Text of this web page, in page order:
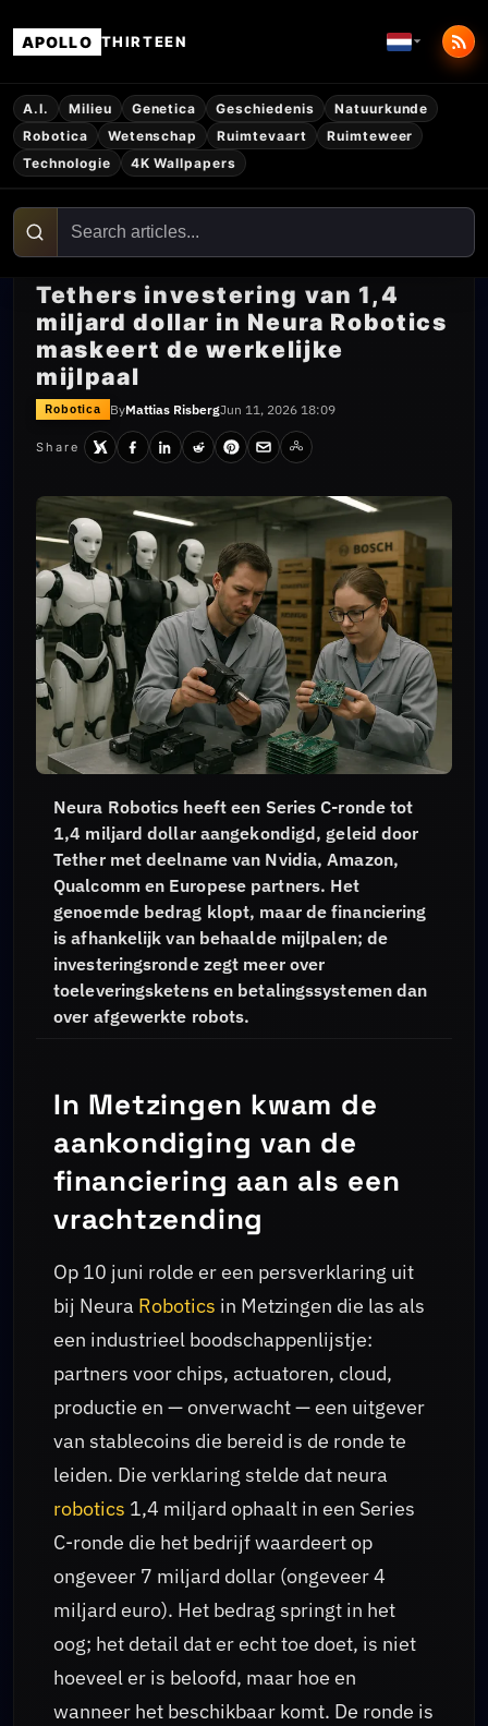
APOLLO THIRTEEN
A.I. Milieu Genetica Geschiedenis
Natuurkunde
Robotica
Wetenschap Ruimtevaart
Ruimteweer
Technologie
4K Wallpapers
Tethers investering van 1,4
miljard dollar in Neura Robotics
maskeert de werkelijke
mijlpaal
Robotica ByMattias RisbergJun 11, 2026 18:09
Share
Neura Robotics heeft een Series C-ronde tot
1,4 miljard dollar aangekondigd, geleid door
Tether met deelname van Nvidia, Amazon,
Qualcomm en Europese partners. Het
genoemde bedrag klopt, maar de financiering
is afhankelijk van behaalde mijlpalen; de
investeringsronde zegt meer over
toeleveringsketens en betalingssystemen dan
over afgewerkte robots.
In Metzingen kwam de
aankondiging van de
financiering aan als een
vrachtzending
Op 10 juni rolde er een persverklaring uit
bij Neura Robotics in Metzingen die las als
een industrieel boodschappenlijstje:
partners voor chips, actuatoren, cloud,
productie en — onverwacht — een uitgever
van stablecoins die bereid is de ronde te
leiden. Die verklaring stelde dat neura
robotics 1,4 miljard ophaalt in een Series
C-ronde die het bedrijf waardeert op
ongeveer 7 miljard dollar (ongeveer 4
miljard euro). Het bedrag springt in het
oog; het detail dat er echt toe doet, is niet
hoeveel er is beloofd, maar hoe en
wanneer het beschikbaar komt. De ronde is